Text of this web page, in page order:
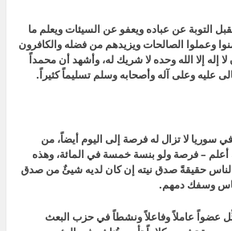
التوبة عن عباده ويعفو عن السيئات ويعلم ما
وعملوا الصالحات ويزيدهم من فضله والكافرون
إله إلا الله وحده لا شريك له، وأشهد أن محمداً
عليه وعلى آله وأصحابه وسلم تسليماً كثيراً.
سوريا لا تزال له فرصة إلى اليوم أيضاً، من
أعلم – فرصة ولو بنسة خمسة في المائة، وهذه
حقيقةً صدق نيته إن كان لديه شيئٌ من صدق
وسفك دمهم.
عضواً عاملاً وفاعلاً ونشطاً في حزب البعث